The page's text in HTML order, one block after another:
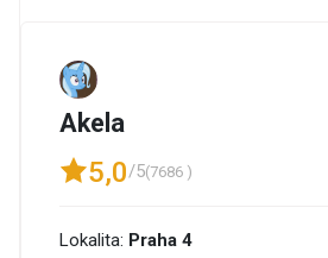
Akela
5,0/5(7686 )
Lokalita: Praha 4